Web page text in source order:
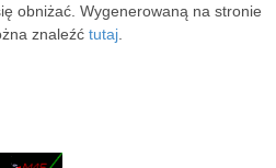
obniżać. Wygenerowaną na stronie
znaleźć tutaj